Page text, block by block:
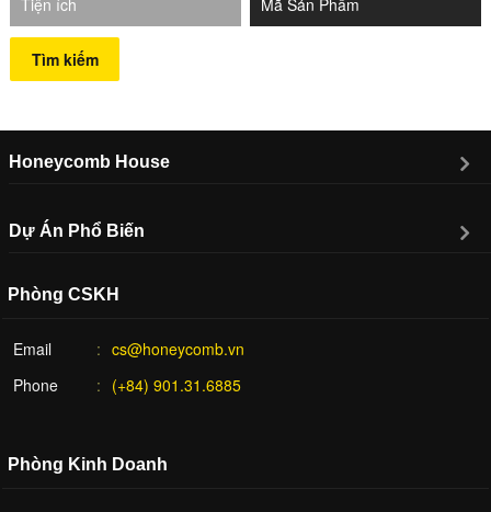
Tìm kiếm
Honeycomb House
Dự Án Phổ Biến
Phòng CSKH
Email
cs@honeycomb.vn
Phone
(+84) 901.31.6885
Phòng Kinh Doanh